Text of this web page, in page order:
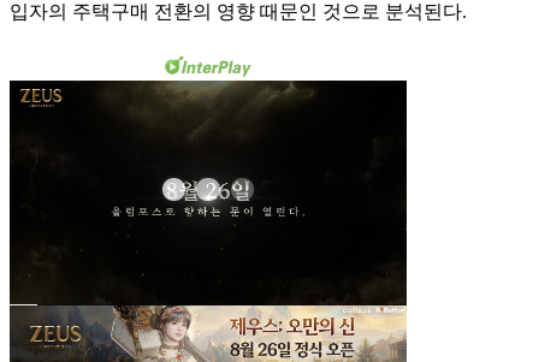
입자의 주택구매 전환의 영향 때문인 것으로 분석된다.